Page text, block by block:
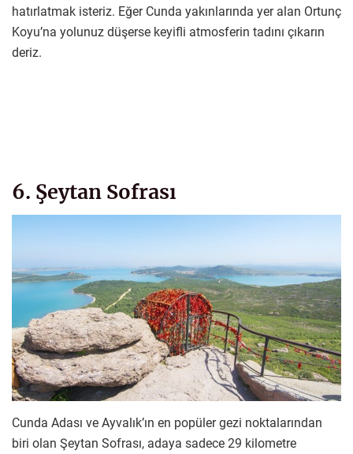
hatırlatmak isteriz. Eğer Cunda yakınlarında yer alan Ortunç
Koyu’na yolunuz düşerse keyifli atmosferin tadını çıkarın
deriz.
6. Şeytan Sofrası
Cunda Adası ve Ayvalık’ın en popüler gezi noktalarından
biri olan Şeytan Sofrası, adaya sadece 29 kilometre